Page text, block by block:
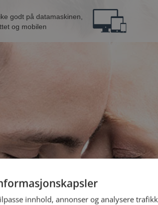
godt på datamaskinen,
og mobilen
innhold, annonser og analysere